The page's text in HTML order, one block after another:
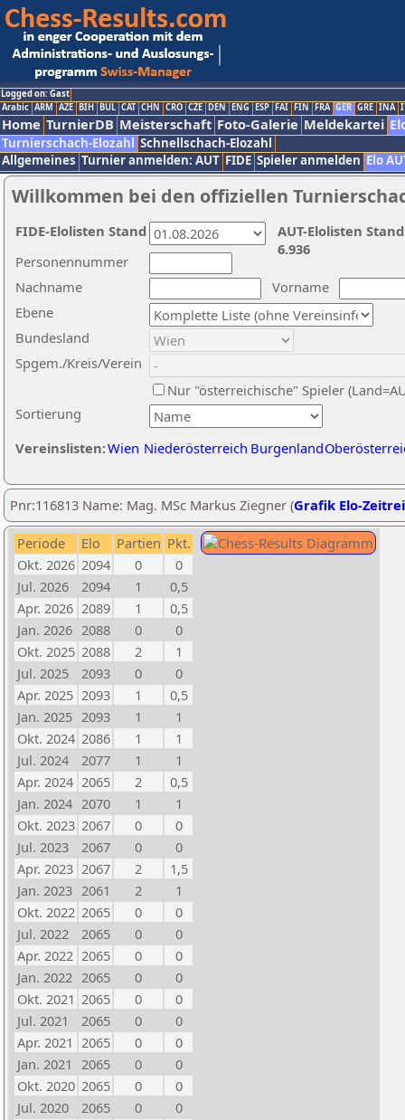
Logged on: Gast
Arabic ARM AZE BIH BUL CAT CHN CRO CZE DEN ENG ESP FAI FIN FRA GER GRE INA
Home TurnierDB Meisterschaft Foto-Galerie Meldekartei
Turnierschach-Elozahl Schnellschach-Elozahl
Allgemeines Turnier anmelden: AUT FIDE Spieler anmelden Elo
Willkommen bei den offiziellen
Nachname
Vorname
Ebene
Sortierung
Personennummer
Bundesland
Spgem./Kreis/Verein
Nur "österreichische" Spieler
Vereinslisten:Wien Niederösterreich Burgenland
AUT-Elolisten
6.936
FIDE-Elolisten Stand
Pnr:116813 Name: Mag. MSc Markus Ziegner (Grafik Elo-
Periode Elo Partien Pkt.
Okt. 2026 2094 0
0
Jul. 2026
2094 1
0,5
Apr. 2026 2089 1
0,5
Jan. 2026 2088 0
0
Okt. 2025 2088 2
1
Jul. 2025
2093 0
0
Apr. 2025 2093 1
0,5
Jan. 2025 2093 1
1
Okt. 2024 2086 1
1
Jul. 2024
2077 1
1
Apr. 2024 2065 2
0,5
Jan. 2024 2070 1
1
Okt. 2023 2067 0
0
Jul. 2023
2067 0
0
Apr. 2023 2067 2
1,5
Jan. 2023 2061 2
1
Okt. 2022 2065 0
0
Jul. 2022
2065 0
0
Apr. 2022 2065 0
0
Jan. 2022 2065 0
0
Okt. 2021 2065 0
0
Jul. 2021
2065 0
0
Apr. 2021 2065 0
0
Jan. 2021 2065 0
0
Okt. 2020 2065 0
0
Jul. 2020
2065 0
0